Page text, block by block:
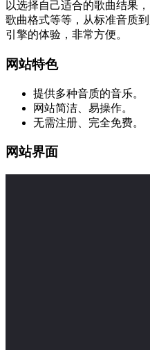
以选择自己适合的歌曲结果
歌曲格式等等，从标准音质
引擎的体验，非常方便。
网站特色
提供多种音质的音乐。
网站简洁、易操作。
无需注册、完全免费。
网站界面